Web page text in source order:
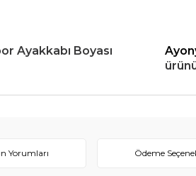
Ayakkabı Boyası
Yorumları Ödeme